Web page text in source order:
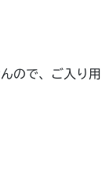
ので、ご入り用